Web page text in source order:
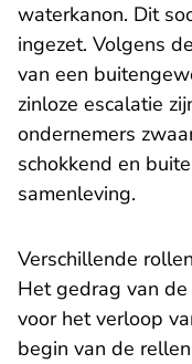
waterkanon. Dit
ingezet. Volgens
van een
zinloze escalatie
ondernemers
schokkend en
samenleving.
Verschillende rollen
Het gedrag van
voor het verloop
begin van de